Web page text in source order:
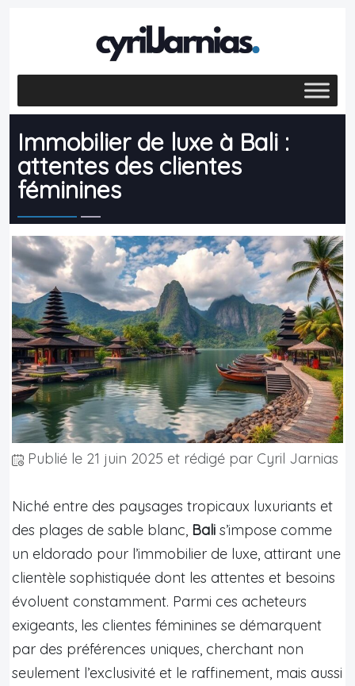
Immobilier de luxe à Bali :
attentes des clientes
féminines
Publié le 21 juin 2025 et rédigé par Cyril Jarnias
Niché entre des paysages tropicaux luxuriants et
des plages de sable blanc, Bali s’impose comme
un eldorado pour l’immobilier de luxe, attirant une
clientèle sophistiquée dont les attentes et besoins
évoluent constamment. Parmi ces acheteurs
exigeants, les clientes féminines se démarquent
par des préférences uniques, cherchant non
seulement l’exclusivité et le raffinement, mais aussi